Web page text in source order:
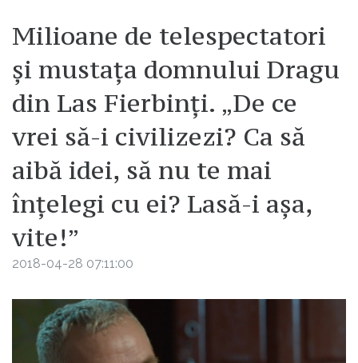
Milioane de telespectatori
și mustața domnului Dragu
din Las Fierbinți. „De ce
vrei să-i civilizezi? Ca să
aibă idei, să nu te mai
înțelegi cu ei? Lasă-i așa,
vite!”
2018-04-28 07:11:00